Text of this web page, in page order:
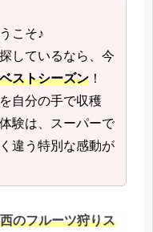
こそ♪
しているなら、今
ストシーズン ！
自分の手で収穫
験は、スーパーで
違う特別な感動が
のフルーツ狩りス